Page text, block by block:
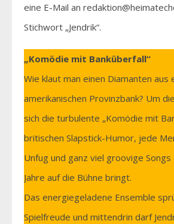
eine E-Mail an
Stichwort „Jendrik“.
„Komödie mit Banküberfall“
Wie klaut man einen Diamanten aus
amerikanischen Provinzbank? Um
sich die turbulente „Komödie mit
britischen Slapstick-Humor, jede
Unfug und ganz viel groovige
Jahre auf die Bühne bringt.
Das energiegeladene Ensemble
Spielfreude und mittendrin darf